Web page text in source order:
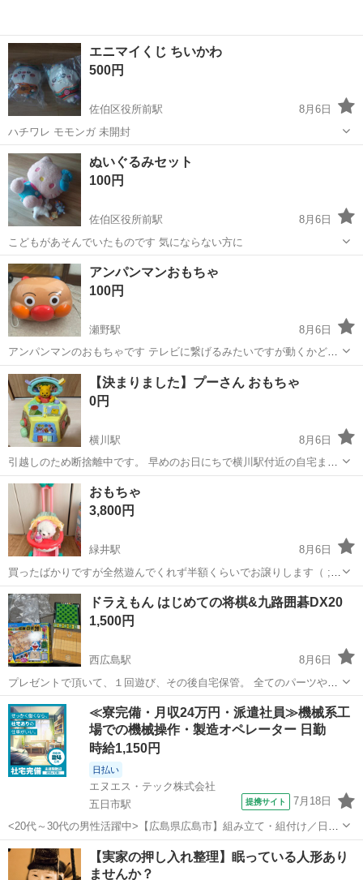
エニマイくじ ちいかわ
500円
佐伯区役所前駅
8月6日
ハチワレ モモンガ 未開封
広島 広島市 佐伯区役所前駅
ぬいぐるみセット
100円
佐伯区役所前駅
8月6日
こどもがあそんでいたものです 気にならない方に
広島 広島市 佐伯区役所前駅
アンパンマンおもちゃ
100円
瀬野駅
8月6日
アンパンマンのおもちゃです テレビに繋げるみたいですが動くかどう
か分かりません ノークレームノーリターンでお願い致します 瀬野駅周
辺まで取りに来てくださる方でお願い致します
広島 広島市 瀬野駅 おもちゃ
【決まりました】プーさん おもちゃ
0円
横川駅
8月6日
引越しのため断捨離中です。 早めのお日にちで横川駅付近の自宅まで
取りに来てくださる方でお願いします。 付属品は揃っています。
広島 広島市 横川駅
おもちゃ
3,800円
緑井駅
8月6日
買ったばかりですが全然遊んでくれず半額くらいでお譲りします（ ; ;
） 全部揃ってて綺麗です。
広島 広島市 緑井駅 おもちゃ
ドラえもん はじめての将棋&九路囲碁DX20
1,500円
西広島駅
8月6日
プレゼントで頂いて、１回遊び、その後自宅保管。 全てのパーツや駒
は揃ってます（確認済み） 箱が潰れている箇所がありますが中身は美
品です。
広島 広島市 西広島駅 囲碁、将棋、麻雀 ドラえもん
≪寮完備・月収24万円・派遣社員≫機械系工
場での機械操作・製造オペレーター 日勤
時給1,150円
日払い
エヌエス・テック株式会社
五日市駅
提携サイト 7月18日
<20代～30代の男性活躍中>【広島県広島市】組み立て・組付け／日勤
／月24.4万円以上可能／hrs124-99 仕事概要 仕事概要 建設現場で使わ
れるショベルカーの部品組付け 【仕事内容】作業机の上で、決まった
部品を組み...
広島 広島市 五日市駅 その他
【実家の押し入れ整理】眠っている人形あり
ませんか？